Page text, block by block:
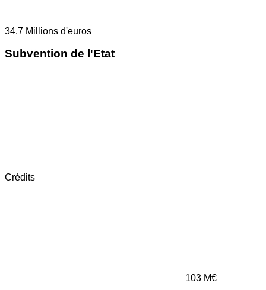
34.7 Millions d'euros
Subvention de l'Etat
Crédits
103 M€